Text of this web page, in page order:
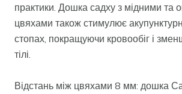
практики. Дошка садху з мідними та
цвяхами також стимулює
стопах, покращуючи кровообіг і
тілі.
Відстань між цвяхами 8 мм: дошка